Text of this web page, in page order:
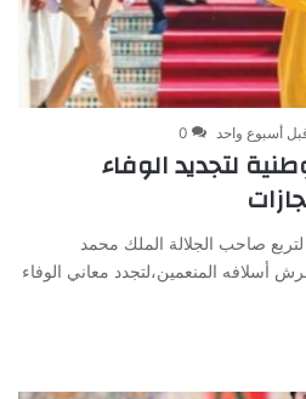
أسبوع واحد 0
لتجديد الوفاء
صاحب الجلالة الملك محمد
أسلافه المنعمين،لتجدد معاني الوفاء